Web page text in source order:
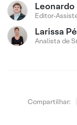
Editor-
Larissa
Analista de
Compartilhar: